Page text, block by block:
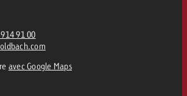
91 00
avec Google Maps